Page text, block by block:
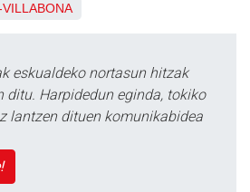
eskualdeko nortasun hitzak
ditu. Harpidedun eginda, tokiko
lantzen dituen komunikabidea